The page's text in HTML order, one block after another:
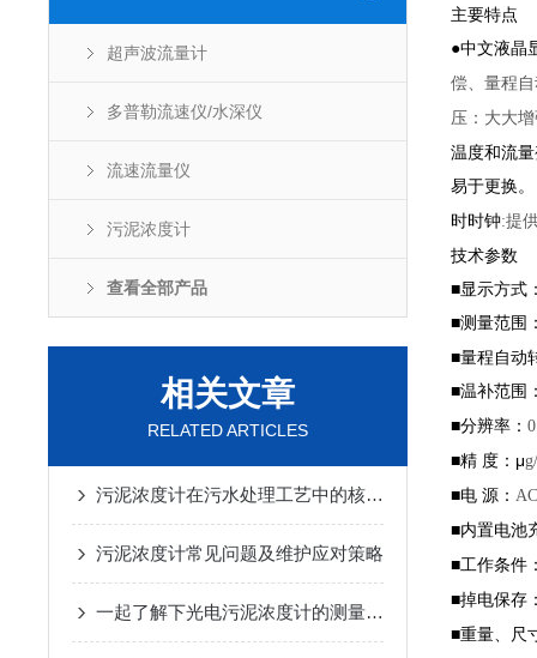
超声波流量计
多普勒流速仪/水深仪
流速流量仪
污泥浓度计
查看全部产品
相关文章
RELATED ARTICLES
污泥浓度计在污水处理工艺中的核心监测作用
污泥浓度计常见问题及维护应对策略
一起了解下光电污泥浓度计的测量原理
主要特点
●中文液晶
偿、量程
压：大大
温度和流
易于更换
时时钟:提
技术参数
■显示方
■测量范围
■量程自动
■温补范围
■分辨率：
■精 度：μ
■电 源：
■内置电池
■工作条件
■掉电保存
■重量、尺